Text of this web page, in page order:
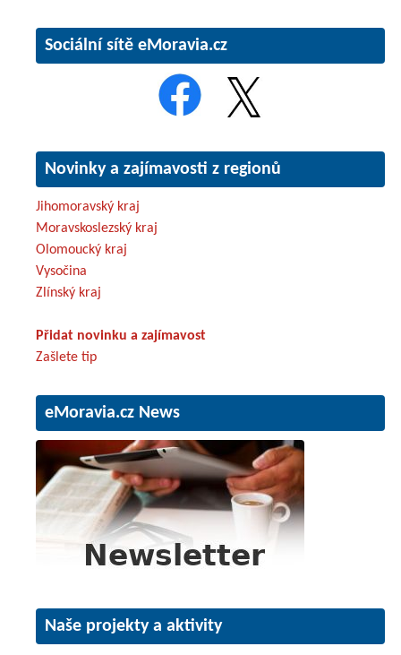
Sociální sítě eMoravia.cz
Novinky a zajímavosti z regionů
Jihomoravský kraj
Moravskoslezský kraj
Olomoucký kraj
Vysočina
Zlínský kraj
Přidat novinku a zajímavost
Zašlete tip
eMoravia.cz News
Naše projekty a aktivity